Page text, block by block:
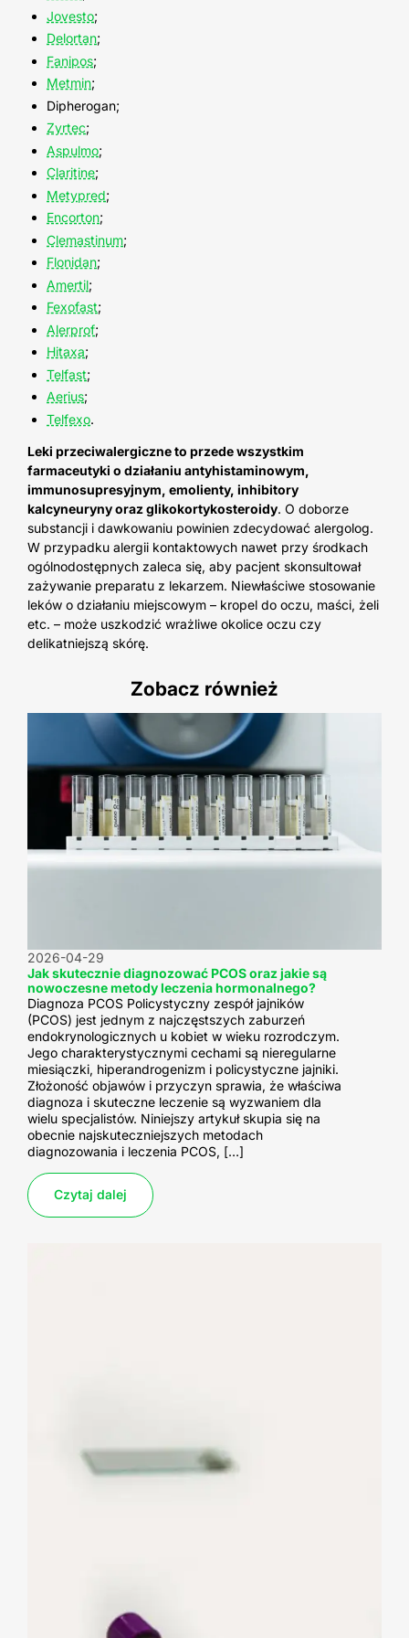
Jovesto;
Delortan;
Fanipos;
Metmin;
Dipherogan;
Zyrtec;
Aspulmo;
Claritine;
Metypred;
Encorton;
Clemastinum;
Flonidan;
Amertil;
Fexofast;
Alerprof;
Hitaxa;
Telfast;
Aerius;
Telfexo.
Leki przeciwalergiczne to przede wszystkim
farmaceutyki o działaniu antyhistaminowym,
immunosupresyjnym, emolienty, inhibitory
kalcyneuryny oraz glikokortykosteroidy. O doborze
substancji i dawkowaniu powinien zdecydować alergolog.
W przypadku alergii kontaktowych nawet przy środkach
ogólnodostępnych zaleca się, aby pacjent skonsultował
zażywanie preparatu z lekarzem. Niewłaściwe stosowanie
leków o działaniu miejscowym – kropel do oczu, maści, żeli
etc. – może uszkodzić wrażliwe okolice oczu czy
delikatniejszą skórę.
Zobacz również
Jak skutecznie diagnozować PCOS oraz jakie są
nowoczesne metody leczenia hormonalnego?
2026-04-29
Diagnoza PCOS Policystyczny zespół jajników
(PCOS) jest jednym z najczęstszych zaburzeń
endokrynologicznych u kobiet w wieku rozrodczym.
Jego charakterystycznymi cechami są nieregularne
miesiączki, hiperandrogenizm i policystyczne jajniki.
Złożoność objawów i przyczyn sprawia, że właściwa
diagnoza i skuteczne leczenie są wyzwaniem dla
wielu specjalistów. Niniejszy artykuł skupia się na
obecnie najskuteczniejszych metodach
diagnozowania i leczenia PCOS, […]
Czytaj dalej